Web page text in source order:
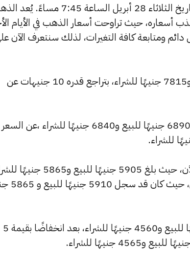
يبحث الكثيرون عن سعر الذهب اليوم في مصر بتاريخ الثلاثاء 28 أبريل الساعة 7:45
أسعاره، حيث تراوحت أسعار الذهب في الأيام
بشكل دائم ومتابعة كافة التغيرات، لذلك سنتعرف الآن
تراجع سعر عيار 24 ليسجل 7875 جنيهًا للبيع و7815 جنيهًا للشراء، بتراجع قدره 10 جنيهات عن
وشهد سعر عيار 21 تراجعًا بقيمة 5 جنيهًا ليبلغ 6890 جنيهًا للبيع و6840 جنيهًا للشراء ،عن السعر
وشهد سعر عيار 18 انخفاضًا بالسوق المصري الآن، حيث بلغ 5905 جنيهًا للبيع
منخفضًا بمقدار 0 جنيهات
كما انخفض سعر عيار 14 ليصل إلى 4595 جنيهًا للبيع و4560 جنيهًا للشراء، بعد انخفاضًا بقيمة 5